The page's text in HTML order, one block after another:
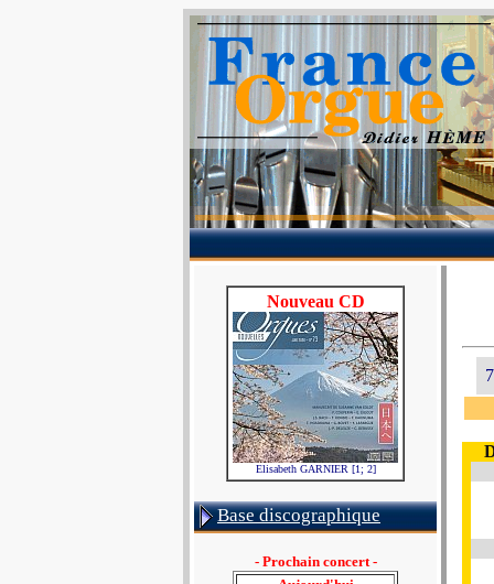
Nouveau CD
Elisabeth GARNIER [1; 2]
Base discographique
- Prochain concert -